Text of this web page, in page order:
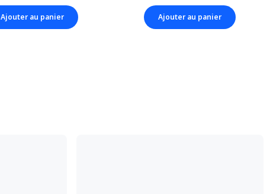
Ajouter au panier Ajouter au panier